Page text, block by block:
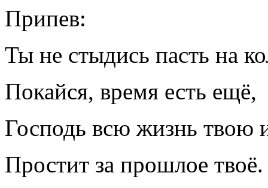
Припев:
Ты не стыдись пасть на
Покайся, время есть ещё,
Господь всю жизнь твою
Простит за прошлое твоё.